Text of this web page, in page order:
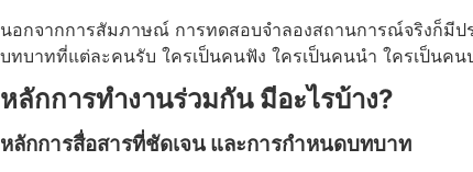
นอกจากการสัมภาษณ์ การทดสอบจำลองสถานการณ์จริงก็มีป
บทบาทที่แต่ละคนรับ ใครเป็นคนฟัง ใครเป็นคนนำ ใครเป็นค
หลักการทํางานร่วมกัน มีอะไรบ้าง?
หลักการสื่อสารที่ชัดเจน และการกำหนดบทบาท